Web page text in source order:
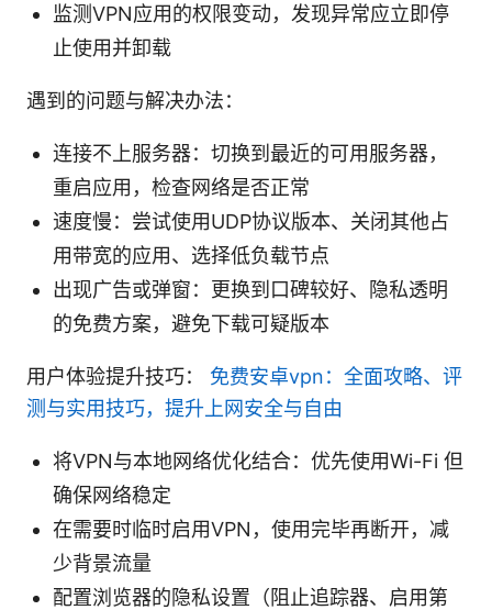
监测VPN应用的权限变动，发现异常应立即停
止使用并卸载
遇到的问题与解决办法：
连接不上服务器：切换到最近的可用服务器，
重启应用，检查网络是否正常
速度慢：尝试使用UDP协议版本、关闭其他占
用带宽的应用、选择低负载节点
出现广告或弹窗：更换到口碑较好、隐私透明
的免费方案，避免下载可疑版本
用户体验提升技巧： 免费安卓vpn：全面攻略、评
测与实用技巧，提升上网安全与自由
将VPN与本地网络优化结合：优先使用Wi-Fi 但
确保网络稳定
在需要时临时启用VPN，使用完毕再断开，减
少背景流量
配置浏览器的隐私设置（阻止追踪器、启用第